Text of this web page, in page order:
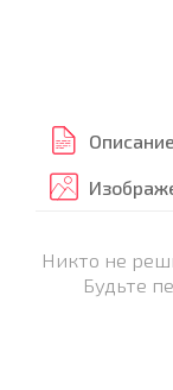
Описание
Никто не
Будьте